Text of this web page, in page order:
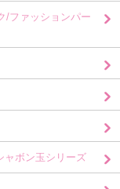
/ファッションパー
ャボン玉シリーズ